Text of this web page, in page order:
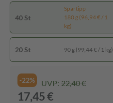
40 St
Spartipp
180 g (96,94 € / 1
kg)
20 St 90 g (99,44 € / 1 kg)
-22% UVP: 22,40 €
17,45 €